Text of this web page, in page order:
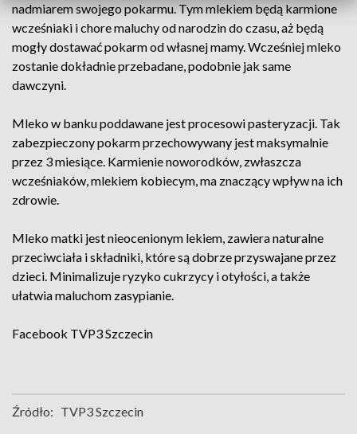
nadmiarem swojego pokarmu. Tym mlekiem będą karmione
wcześniaki i chore maluchy od narodzin do czasu, aż będą
mogły dostawać pokarm od własnej mamy. Wcześniej mleko
zostanie dokładnie przebadane, podobnie jak same
dawczyni.
Mleko w banku poddawane jest procesowi pasteryzacji. Tak
zabezpieczony pokarm przechowywany jest maksymalnie
przez 3 miesiące. Karmienie noworodków, zwłaszcza
wcześniaków, mlekiem kobiecym, ma znaczący wpływ na ich
zdrowie.
Mleko matki jest nieocenionym lekiem, zawiera naturalne
przeciwciała i składniki, które są dobrze przyswajane przez
dzieci. Minimalizuje ryzyko cukrzycy i otyłości, a także
ułatwia maluchom zasypianie.
Facebook TVP3 Szczecin
Źródło: TVP3 Szczecin